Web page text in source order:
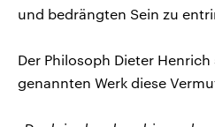
und bedrängten Sein zu
Der Philosoph Dieter
genannten Werk diese